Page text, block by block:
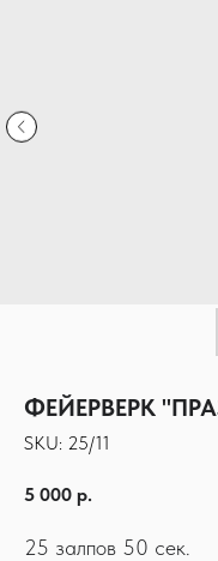
ФЕЙЕРВЕРК
SKU: 25/11
5 000 р.
25 залпов 50 сек.